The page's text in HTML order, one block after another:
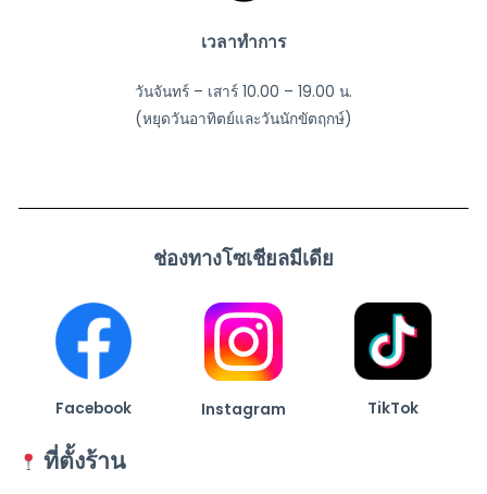
เวลาทำการ
วันจันทร์ – เสาร์ 10.00 – 19.00 น.
(หยุดวันอาทิตย์และวันนักขัตฤกษ์)
ช่องทางโซเชียลมีเดีย
Facebook Instagram TikTok
ที่ตั้งร้าน